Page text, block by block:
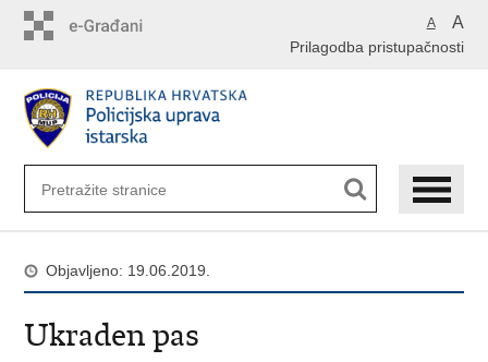
A A
Prilagodba pristupačnosti
Objavljeno: 19.06.2019.
Ukraden pas